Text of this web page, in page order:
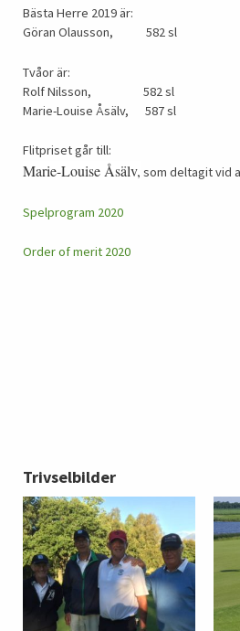
Bästa Herre 2019 är:
Göran Olausson, 582 sl
Tvåor är:
Rolf Nilsson, 582 sl
Marie-Louise Åsälv, 587 sl
Flitpriset går till:
Marie-Louise Åsälv, som deltagit vid
Spelprogram 2020
Order of merit 2020
Trivselbilder